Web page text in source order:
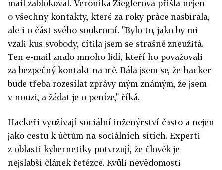
mail zablokoval. Veronika Zieglerová přišla nejen
o všechny kontakty, které za roky práce nasbírala,
ale i o část svého soukromí. "Bylo to, jako by mi
vzali kus svobody, cítila jsem se strašně zneužitá.
Ten e-mail znalo mnoho lidí, kteří ho považovali
za bezpečný kontakt na mě. Bála jsem se, že hacker
bude třeba rozesílat zprávy mým známým, že jsem
v nouzi, a žádat je o peníze," říká.
Hackeři využívají sociální inženýrství často a nejen
jako cestu k účtům na sociálních sítích. Experti
z oblasti kybernetiky potvrzují, že člověk je
nejslabší článek řetězce. Kvůli nevědomosti